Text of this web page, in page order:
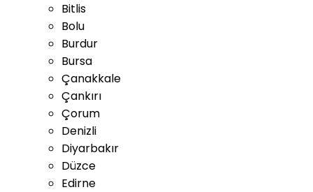
Bitlis
Bolu
Burdur
Bursa
Çanakkale
Çankırı
Çorum
Denizli
Diyarbakır
Düzce
Edirne